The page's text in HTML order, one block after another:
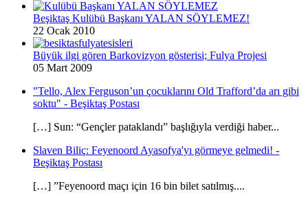
Beşiktaş Kulübü Başkanı YALAN SÖYLEMEZ!
22 Ocak 2010
Büyük ilgi gören Barkovizyon gösterisi; Fulya Projesi
05 Mart 2009
"Tello, Alex Ferguson’un çocuklarını Old Trafford’da arı gibi
soktu" - Beşiktaş Postası
[…] Sun: “Gençler pataklandı” başlığıyla verdiği haber...
Slaven Biliç: Feyenoord Ayasofya'yı görmeye gelmedi! -
Beşiktaş Postası
[…] ”Feyenoord maçı için 16 bin bilet satılmış....